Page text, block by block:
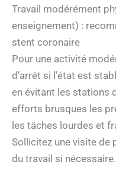
Travail modérément
enseignement) :
stent coronaire
Pour une activité
d’arrêt si l’état est
en évitant les stations
efforts brusques les
les tâches lourdes et
Sollicitez une visite de
du travail si nécessaire.